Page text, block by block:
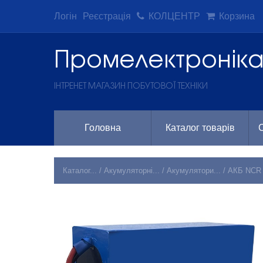
Логін Реєстрація КОЛЦЕНТР Корзина
Промeлектроніка
ІНТРЕНЕТ МАГАЗИН ПОБУТОВОЇ ТЕХНІКИ
Головна Каталог товарів
Каталог... / Акумуляторні... / Акумулятори... / АКБ NCR